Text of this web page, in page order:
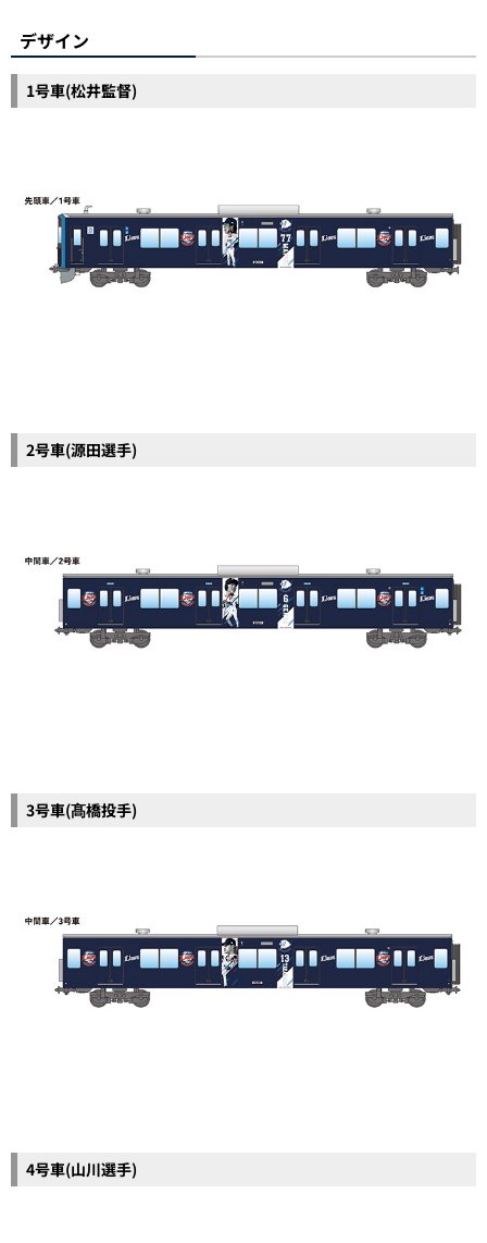
デザイン
1号車(松井監督)
2号車(源田選手)
3号車(髙橋投手)
4号車(山川選手)